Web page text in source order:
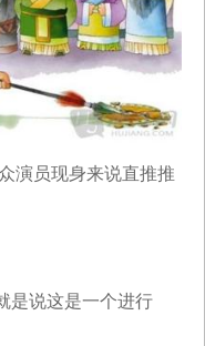
演员现身来说直推推
是说这是一个进行